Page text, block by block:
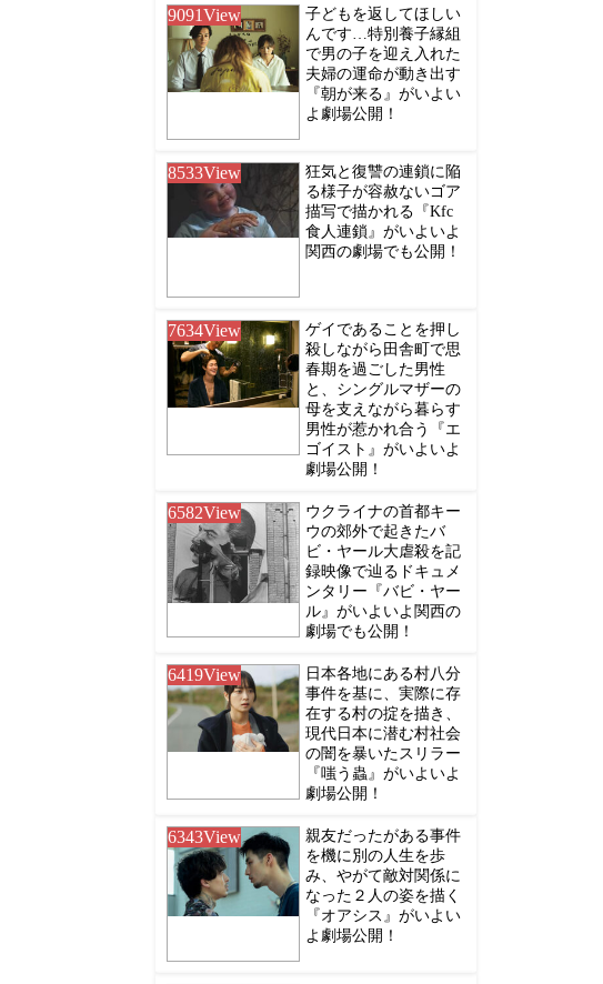
9091View
子どもを返してほしい
んです…特別養子縁組
で男の子を迎え入れた
夫婦の運命が動き出す
『朝が来る』がいよい
よ劇場公開！
8533View
狂気と復讐の連鎖に陥
る様子が容赦ないゴア
描写で描かれる『Kfc
食人連鎖』がいよいよ
関西の劇場でも公開！
7634View
ゲイであることを押し
殺しながら田舎町で思
春期を過ごした男性
と、シングルマザーの
母を支えながら暮らす
男性が惹かれ合う『エ
ゴイスト』がいよいよ
劇場公開！
6582View
ウクライナの首都キー
ウの郊外で起きたバ
ビ・ヤール大虐殺を記
録映像で辿るドキュメ
ンタリー『バビ・ヤー
ル』がいよいよ関西の
劇場でも公開！
6419View
日本各地にある村八分
事件を基に、実際に存
在する村の掟を描き、
現代日本に潜む村社会
の闇を暴いたスリラー
『嗤う蟲』がいよいよ
劇場公開！
6343View
親友だったがある事件
を機に別の人生を歩
み、やがて敵対関係に
なった２人の姿を描く
『オアシス』がいよい
よ劇場公開！